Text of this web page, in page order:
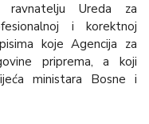
ravnatelju Ureda za
i korektnoj
koje Agencija za
priprema, a koji
ministara Bosne i